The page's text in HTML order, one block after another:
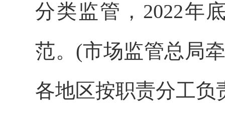
分类监管，2022年
范。(市场监管总局
各地区按职责分工负